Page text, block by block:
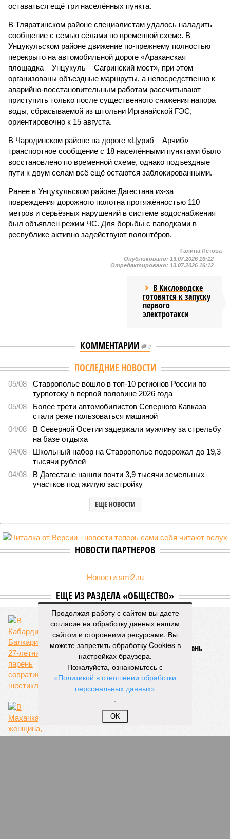
оставаться ещё три населённых пункта.
В Тляратинском районе специалистам удалось наладить
сообщение с семью сёлами по временной схеме. В
Унцукульском районе движение по-прежнему полностью
перекрыто на автомобильной дороге «Араканская
площадка – Унцукуль – Сагринский мост», при этом
организованы объездные маршруты, а непосредственно к
аварийно-восстановительным работам рассчитывают
приступить только после существенного снижения напора
воды, сбрасываемой из штольни Ирганайской ГЭС,
ориентировочно к 15 августа.
В Чародинском районе на дороге «Цуриб – Арчиб»
транспортное сообщение с 18 населёнными пунктами было
восстановлено по временной схеме, однако подъездные
пути к двум селам всё ещё остаются заблокированными.
Ранее в Унцукульском районе Дагестана из-за
повреждения дорожного полотна протяжённостью 110
метров и серьёзных нарушений в системе водоснабжения
был объявлен режим ЧС. Для борьбы с паводками в
республике активно задействуют волонтёров.
Галина Летова
Опубликовано: 13.07.2026 16:12
Отредактировано: 13.07.2026 16:12
В Кисловодске
готовятся к запуску
первого
электротакси
КОММЕНТАРИИ 0
ПОСЛЕДНИЕ НОВОСТИ
05/08
Ставрополье вошло в топ-10 регионов России по
турпотоку в первой половине 2026 года
05/08
Более трети автомобилистов Северного Кавказа
стали реже пользоваться машиной
04/08
В Северной Осетии задержали мужчину за стрельбу
на базе отдыха
04/08
Школьный набор на Ставрополье подорожал до 19,3
тысячи рублей
04/08
В Дагестане нашли почти 3,9 тысячи земельных
участков под жилую застройку
ЕЩЕ НОВОСТИ
НОВОСТИ ПАРТНЕРОВ
Новости smi2.ru
ЕЩЕ ИЗ РАЗДЕЛА «ОБЩЕСТВО»
В Кабардино-Балкарии 27-летний парень
совратил шестиклассницу
Продолжая работу с сайтом вы даете
согласие на обработку данных нашим
сайтом и сторонними ресурсами. Вы
можете запретить обработку Cookies в
настройках браузера.
Пожалуйста, ознакомьтесь с
«Политикой в отношении обработки
персональных данных»
.
OK